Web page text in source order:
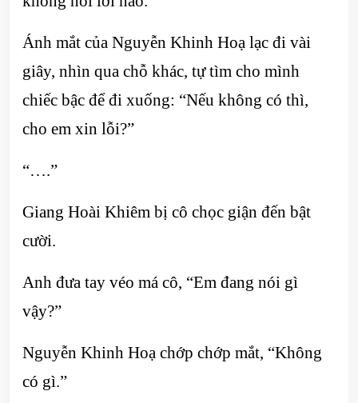
Ánh mắt của Nguyễn Khinh Hoạ lạc đi vài
giây, nhìn qua chỗ khác, tự tìm cho mình
chiếc bậc để đi xuống: “Nếu không có thì,
cho em xin lỗi?”
“….”
Giang Hoài Khiêm bị cô chọc giận đến bật
cười.
Anh đưa tay véo má cô, “Em đang nói gì
vậy?”
Nguyễn Khinh Hoạ chớp chớp mắt, “Không
có gì.”